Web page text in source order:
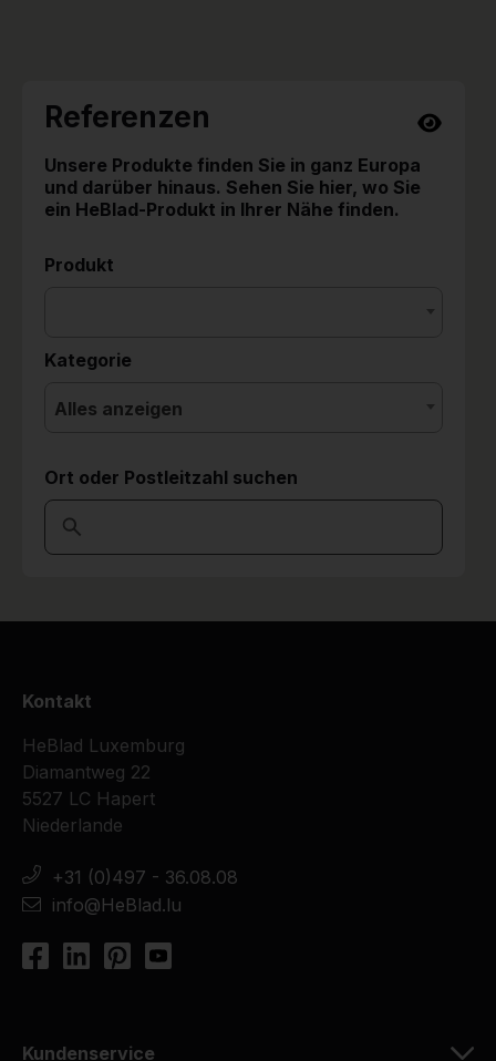
Referenzen
Unsere Produkte finden Sie in ganz Europa
und darüber hinaus. Sehen Sie hier, wo Sie
ein HeBlad-Produkt in Ihrer Nähe finden.
Produkt
Kategorie
Alles anzeigen
Ort oder Postleitzahl suchen
Kontakt
HeBlad Luxemburg
Diamantweg 22
5527 LC Hapert
Niederlande
+31 (0)497 - 36.08.08
info@HeBlad.lu
Kundenservice